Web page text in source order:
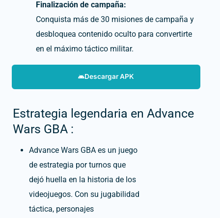
Finalización de campaña:
Conquista más de 30 misiones de campaña y
desbloquea contenido oculto para convertirte
en el máximo táctico militar.
Descargar APK
Estrategia legendaria en Advance
Wars GBA :
Advance Wars GBA es un juego
de estrategia por turnos que
dejó huella en la historia de los
videojuegos. Con su jugabilidad
táctica, personajes